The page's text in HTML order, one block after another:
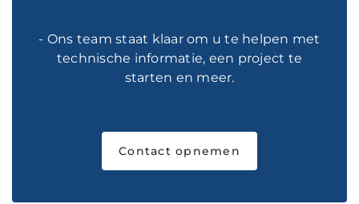
- Ons team staat klaar om u te helpen met
technische informatie, een project te
starten en meer.
Contact opnemen